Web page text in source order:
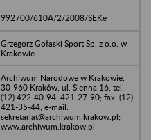
992700/610A/2/2008/SEKe
Grzegorz Gołaski Sport Sp. z o.o. w
Krakowie
Archiwum Narodowe w Krakowie,
30-960 Kraków, ul. Sienna 16, tel.
(12) 422-40-94, 421-27-90; fax. (12)
421-35-44; e-mail:
sekretariat@archiwum.krakow.pl;
www.archiwum.krakow.pl